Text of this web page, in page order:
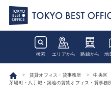
検索 エリアから 路線から 地
賃貸オフィス・貸事務所
中央区
茅場町・八丁堀・築地の賃貸オフィス・貸事務